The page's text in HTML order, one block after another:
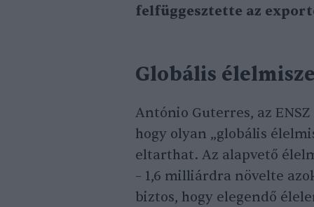
felfüggesztette az
Globális
António Guterres, az
hogy olyan „globális
eltarthat. Az alapvető
– 1,6 milliárdra növelte
biztos, hogy elegendő